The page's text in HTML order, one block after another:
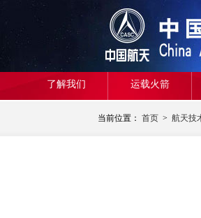
了解我们 运载火箭
当前位置： 首页 > 航天技